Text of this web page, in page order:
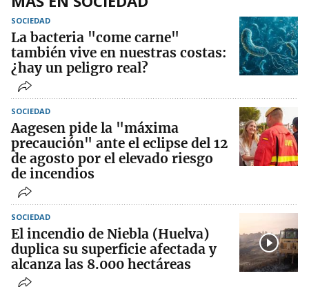
SOCIEDAD
La bacteria "come carne"
también vive en nuestras costas:
¿hay un peligro real?
SOCIEDAD
Aagesen pide la "máxima
precaución" ante el eclipse del 12
de agosto por el elevado riesgo
de incendios
SOCIEDAD
El incendio de Niebla (Huelva)
duplica su superficie afectada y
alcanza las 8.000 hectáreas